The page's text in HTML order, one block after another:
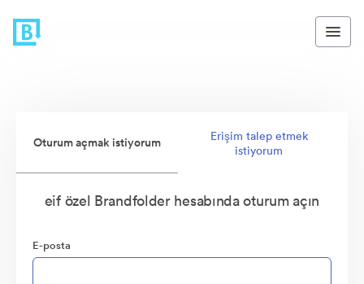
Oturum açmak istiyorum
Erişim talep etmek
istiyorum
eif özel Brandfolder hesabında oturum açın
E-posta